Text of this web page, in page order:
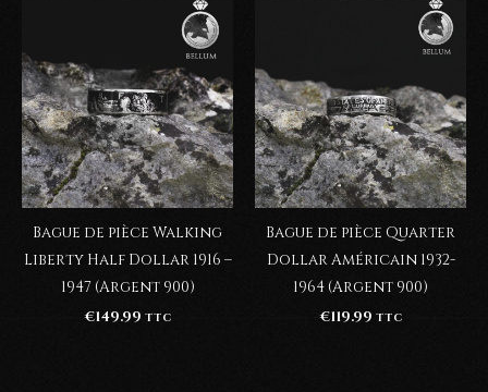
Bague de pièce Walking
Liberty Half Dollar 1916 –
1947 (Argent 900)
€149.99 TTC
Bague de pièce Quarter
Dollar Américain 1932-
1964 (Argent 900)
€119.99 TTC